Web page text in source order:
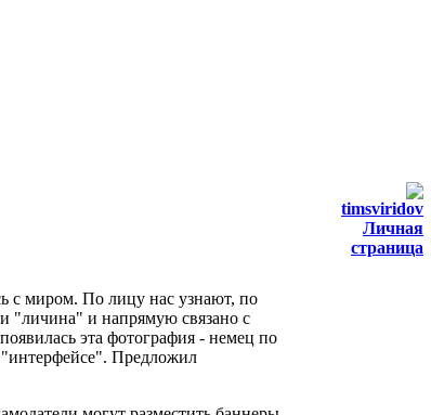
timsviridov
Личная
страница
с миром. По лицу нас узнают, по
"личина" и напрямую связано с
эта фотография - немец по
Предложил